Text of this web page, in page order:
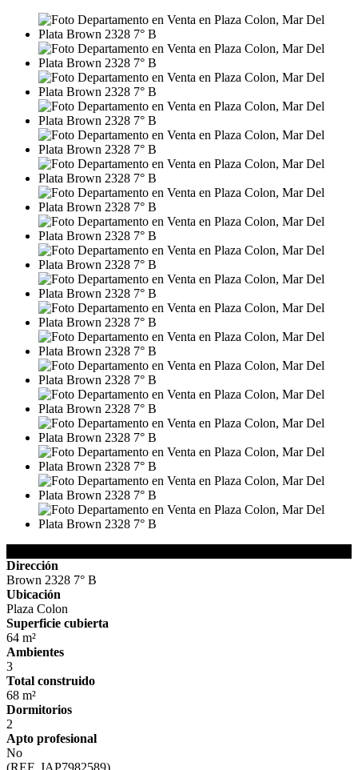
Dirección
Brown 2328 7° B
Ubicación
Plaza Colon
Superficie cubierta
64 m²
Ambientes
3
Total construido
68 m²
Dormitorios
2
Apto profesional
No
(REF. JAP7982589)